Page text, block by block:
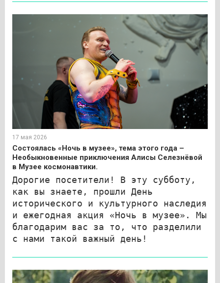
17 мая 2026
Состоялась «Ночь в музее», тема этого года –
Необыкновенные приключения Алисы Селезнёвой
в Музее космонавтики.
Дорогие посетители! В эту субботу,
как вы знаете, прошли День
исторического и культурного наследия
и ежегодная акция «Ночь в музее». Мы
благодарим вас за то, что разделили
с нами такой важный день!